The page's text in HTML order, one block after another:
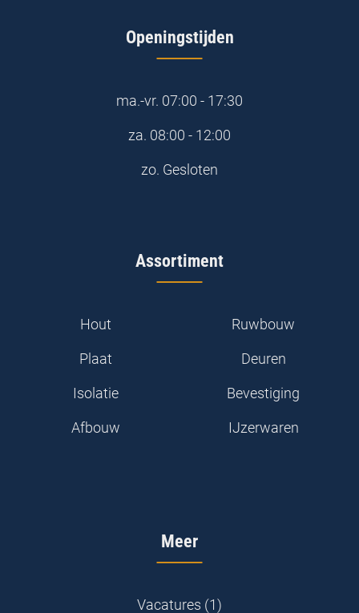
Openingstijden
ma.-vr. 07:00 - 17:30
za. 08:00 - 12:00
zo. Gesloten
Assortiment
Hout
Plaat
Isolatie
Afbouw
Ruwbouw
Deuren
Bevestiging
IJzerwaren
Meer
Vacatures (1)